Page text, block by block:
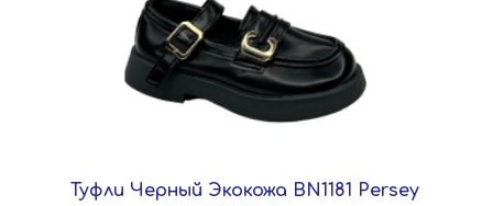
Туфли Черный Экокожа BN1181 Persey